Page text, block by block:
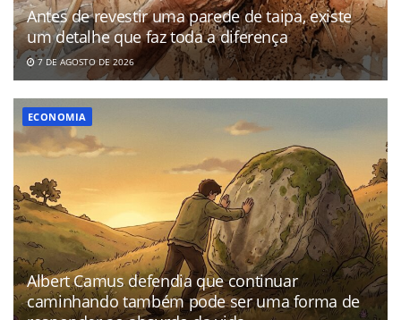
Antes de revestir uma parede de taipa, existe
um detalhe que faz toda a diferença
7 DE AGOSTO DE 2026
ECONOMIA
Albert Camus defendia que continuar
caminhando também pode ser uma forma de